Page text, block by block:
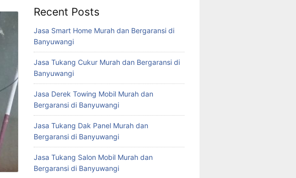
Recent Posts
Jasa Smart Home Murah dan Bergaransi di
Banyuwangi
Jasa Tukang Cukur Murah dan Bergaransi di
Banyuwangi
Jasa Derek Towing Mobil Murah dan
Bergaransi di Banyuwangi
Jasa Tukang Dak Panel Murah dan
Bergaransi di Banyuwangi
Jasa Tukang Salon Mobil Murah dan
Bergaransi di Banyuwangi